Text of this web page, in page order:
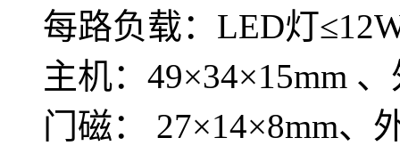
每路负载：LED灯
主机：49×34×15mm
门磁： 27×14×8mm、